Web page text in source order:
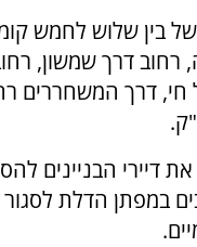
בין שלוש לחמש
רחוב דרך שמשון,
חי, דרך המשחררים
דיירי הבניינים
במפתן הדלת לסגור